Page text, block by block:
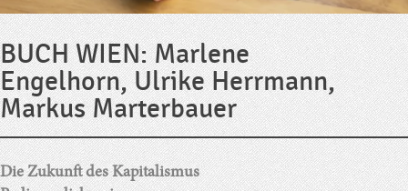
BUCH WIEN: Marlene
Engelhorn, Ulrike Herrmann,
Markus Marterbauer
Die Zukunft des Kapitalismus